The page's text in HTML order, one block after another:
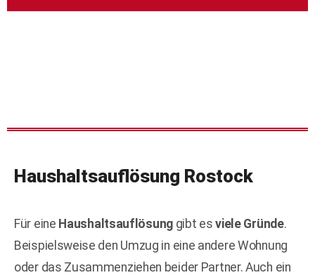
Haushaltsauflösung Rostock
Für eine Haushaltsauflösunggibt esviele Gründe.
Beispielsweise den Umzug in eine andere Wohnung
oder das Zusammenziehen beider Partner. Auch ein